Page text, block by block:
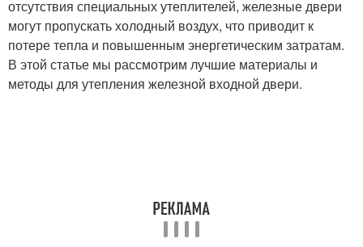
отсутствия специальных утеплителей, железные двери
могут пропускать холодный воздух, что приводит к
потере тепла и повышенным энергетическим затратам.
В этой статье мы рассмотрим лучшие материалы и
методы для утепления железной входной двери.